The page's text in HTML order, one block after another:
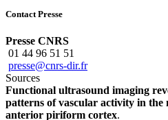
Contact Presse
Presse CNRS
01 44 96 51 51
rf.rid-srnc@esserp
Sources
Functional ultrasound imaging
patterns of vascular activity in
anterior piriform cortex.